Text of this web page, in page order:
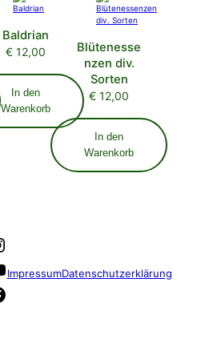
Baldrian
€ 12,00
In den
Warenkorb
Blütenesse
nzen div.
Sorten
€ 12,00
In den
Warenkorb
YouTube
ImpressumDatenschutzerklärung